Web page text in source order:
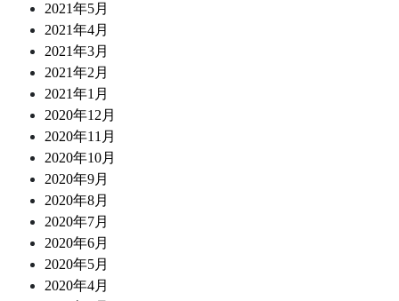
2021年5月
2021年4月
2021年3月
2021年2月
2021年1月
2020年12月
2020年11月
2020年10月
2020年9月
2020年8月
2020年7月
2020年6月
2020年5月
2020年4月